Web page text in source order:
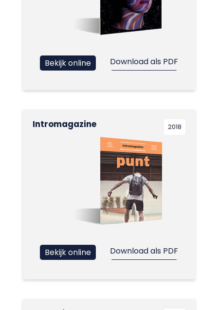
Bekijk online Download als PDF
Intromagazine 2018
Bekijk online Download als PDF